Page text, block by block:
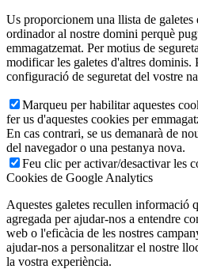
Us proporcionem una llista de galetes
ordinador al nostre domini perquè
emmagatzemat. Per motius de
modificar les galetes d'altres dominis.
configuració de seguretat del vostre
Marqueu per habilitar aquestes
fer us d'aquestes cookies per
En cas contrari, se us demanarà de
del navegador o una pestanya nova.
Feu clic per activar/desactivar les
Cookies de Google Analytics
Aquestes galetes recullen informació
agregada per ajudar-nos a entendre
web o l'eficàcia de les nostres
ajudar-nos a personalitzar el nostre
la vostra experiència.